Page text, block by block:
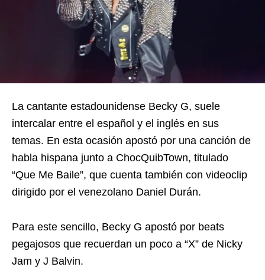
La cantante estadounidense Becky G, suele
intercalar entre el español y el inglés en sus
temas. En esta ocasión apostó por una canción de
habla hispana junto a ChocQuibTown, titulado
“Que Me Baile”, que cuenta también con videoclip
dirigido por el venezolano Daniel Durán.
Para este sencillo, Becky G apostó por beats
pegajosos que recuerdan un poco a “X” de Nicky
Jam y J Balvin.